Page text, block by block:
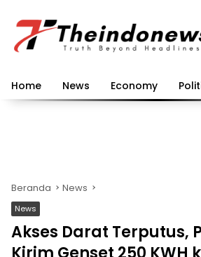
konten
Home News Economy
Beranda News
News
Akses Darat Terputus,